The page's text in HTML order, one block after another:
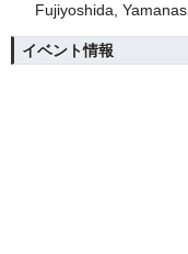
Fujiyoshida,
イベント情報